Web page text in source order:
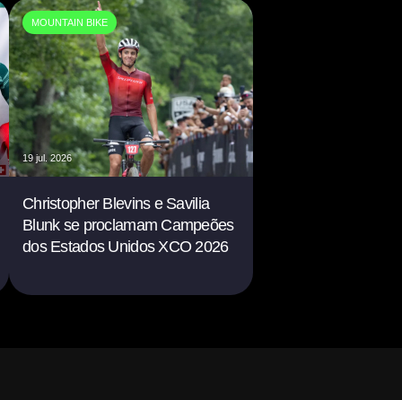
MOUNTAIN BIKE
19 jul. 2026
Christopher Blevins e Savilia
Blunk se proclamam Campeões
dos Estados Unidos XCO 2026